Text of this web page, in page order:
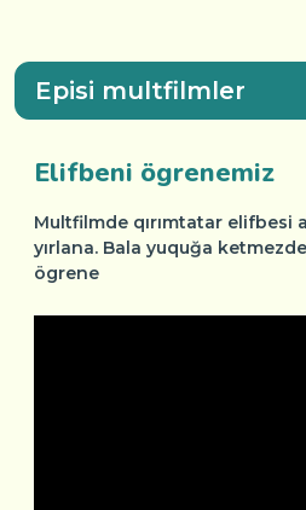
Episi multfilmler
Elifbeni ögrenemiz
Multfilmde qırımtatar elifbesi
yırlana. Bala yuquğa
ögrene